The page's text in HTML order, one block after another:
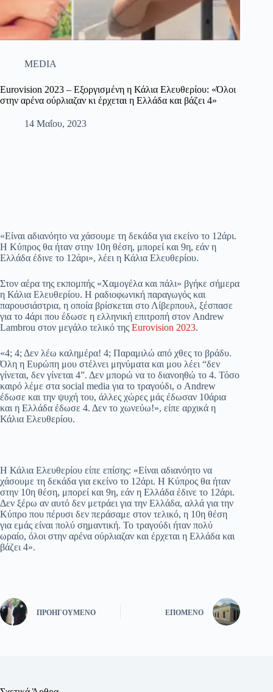
MEDIA
Eurovision 2023 – Εξοργισμένη η Κάλια Ελευθερίου: «Όλοι
στην αρένα ούρλιαζαν κι έρχεται η Ελλάδα και βάζει 4»
14 Μαΐου, 2023
«Είναι αδιανόητο να χάσουμε τη δεκάδα για εκείνο το 12άρι.
Η Κύπρος θα ήταν στην 10η θέση, μπορεί και 9η, εάν η
Ελλάδα έδινε το 12άρι», λέει η Κάλια Ελευθερίου.
Στον αέρα της εκπομπής «Χαμογέλα και πάλι» βγήκε σήμερα
η Κάλια Ελευθερίου. Η ραδιοφωνική παραγωγός και
παρουσιάστρια, η οποία βρίσκεται στο Λίβερπουλ, ξέσπασε
για το 4άρι που έδωσε η ελληνική επιτροπή στον Andrew
Lambrou στον μεγάλο τελικό της Eurovision 2023.
«4; 4; Δεν λέω καλημέρα! 4; Παραμιλώ από χθες το βράδυ.
Όλη η Ευρώπη μου στέλνει μηνύματα και μου λέει “δεν
γίνεται, δεν γίνεται 4”. Δεν μπορώ να το διανοηθώ το 4. Τόσο
καιρό λέμε στα social media για το τραγούδι, ο Andrew
έδωσε και την ψυχή του, άλλες χώρες μάς έδωσαν 10άρια
και η Ελλάδα έδωσε 4. Δεν το χωνεύω!», είπε αρχικά η
Κάλια Ελευθερίου.
Η Κάλια Ελευθερίου είπε επίσης: «Είναι αδιανόητο να
χάσουμε τη δεκάδα για εκείνο το 12άρι. Η Κύπρος θα ήταν
στην 10η θέση, μπορεί και 9η, εάν η Ελλάδα έδινε το 12άρι.
Δεν ξέρω αν αυτό δεν μετράει για την Ελλάδα, αλλά για την
Κύπρο που πέρυσι δεν περάσαμε στον τελικό, η 10η θέση
για εμάς είναι πολύ σημαντική. Το τραγούδι ήταν πολύ
ωραίο, όλοι στην αρένα ούρλιαζαν και έρχεται η Ελλάδα και
βάζει 4».
ΠΡΟΗΓΟΎΜΕΝΟ ΕΠΌΜΕΝΟ